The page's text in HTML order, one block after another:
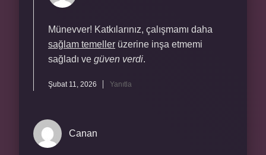
Münevver! Katkılarınız, çalışmamı daha
sağlam temeller üzerine inşa etmemi
sağladı ve güven verdi.
Şubat 11, 2026 Yanıtla
Canan